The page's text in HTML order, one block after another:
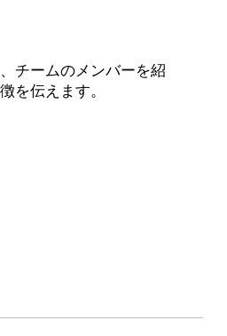
チームのメンバーを紹
を伝えます。